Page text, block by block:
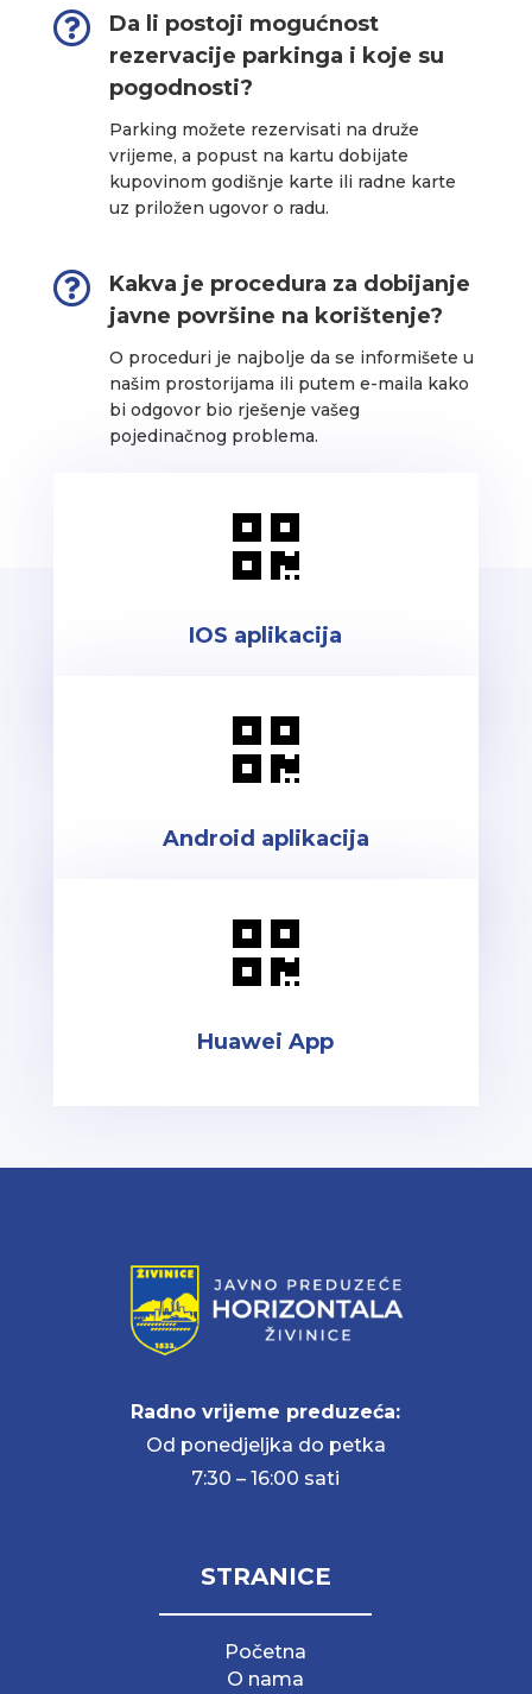

Da li postoji mogućnost
rezervacije parkinga i koje su
pogodnosti?
Parking možete rezervisati na druže
vrijeme, a popust na kartu dobijate
kupovinom godišnje karte ili radne karte
uz priložen ugovor o radu.

Kakva je procedura za dobijanje
javne površine na korištenje?
O proceduri je najbolje da se informišete u
našim prostorijama ili putem e-maila kako
bi odgovor bio rješenje vašeg
pojedinačnog problema.

IOS aplikacija

Android aplikacija

Huawei App
Radno vrijeme preduzeća:
Od ponedjeljka do petka
7:30 – 16:00 sati
STRANICE
Početna
O nama